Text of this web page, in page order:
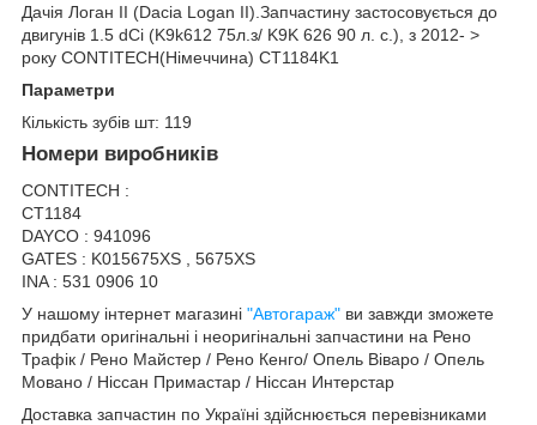
Дачія Логан II (Dacia Logan II).Запчастину застосовується до
двигунів 1.5 dCi (K9k612 75л.з/ K9K 626 90 л. с.), з 2012- >
року CONTITECH(Німеччина) CT1184K1
Параметри
Кількість зубів шт: 119
Номери виробників
CONTITECH :
CT1184
DAYCO : 941096
GATES : K015675XS , 5675XS
INA : 531 0906 10
У нашому інтернет магазині "Автогараж" ви завжди зможете
придбати оригінальні і неоригінальні запчастини на Рено
Трафік / Рено Майстер / Рено Кенго/ Опель Віваро / Опель
Мовано / Ніссан Примастар / Ніссан Интерстар
Доставка запчастин по Україні здійснюється перевізниками